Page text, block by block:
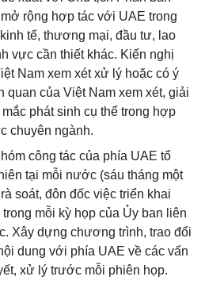
rộng hợp tác với UAE trong
tế, thương mại, đầu tư, lao
vực cần thiết khác. Kiến nghị
Nam xem xét xử lý hoặc có ý
quan của Việt Nam xem xét, giải
phát sinh cụ thể trong hợp
chuyên ngành.
công tác của phía UAE tổ
tại mỗi nước (sáu tháng một
soát, đôn đốc việc triển khai
mỗi kỳ họp của Ủy ban liên
Xây dựng chương trình, trao đổi
dung với phía UAE về các vấn
xử lý trước mỗi phiên họp.